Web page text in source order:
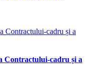
Contractului-cadru și a